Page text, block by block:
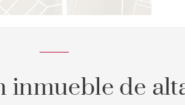
inmueble de